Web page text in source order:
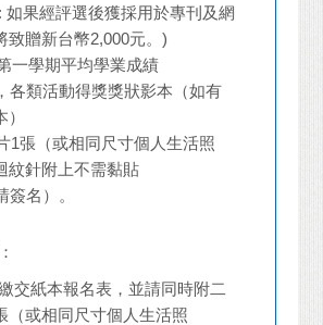
如果經評選後獲採用於專刊及網
致贈新台幣2,000元。)
一學期平均學業成績
各類活動得獎獎狀影本（如有
1張（或相同尺寸個人生活照
紋針附上不需黏貼
名）。
交紙本報名表，並請同時附二
（或相同尺寸個人生活照